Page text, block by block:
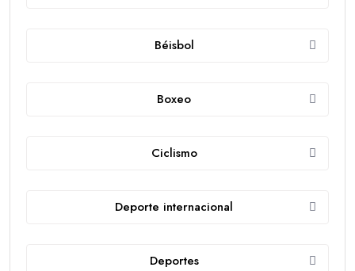
Béisbol
Boxeo
Ciclismo
Deporte internacional
Deportes